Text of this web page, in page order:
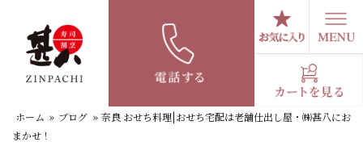
スタッフブログ
ホーム » ブログ » 奈良 おせち料理|おせち宅配は老舗仕出し屋・㈱甚八にお
まかせ！